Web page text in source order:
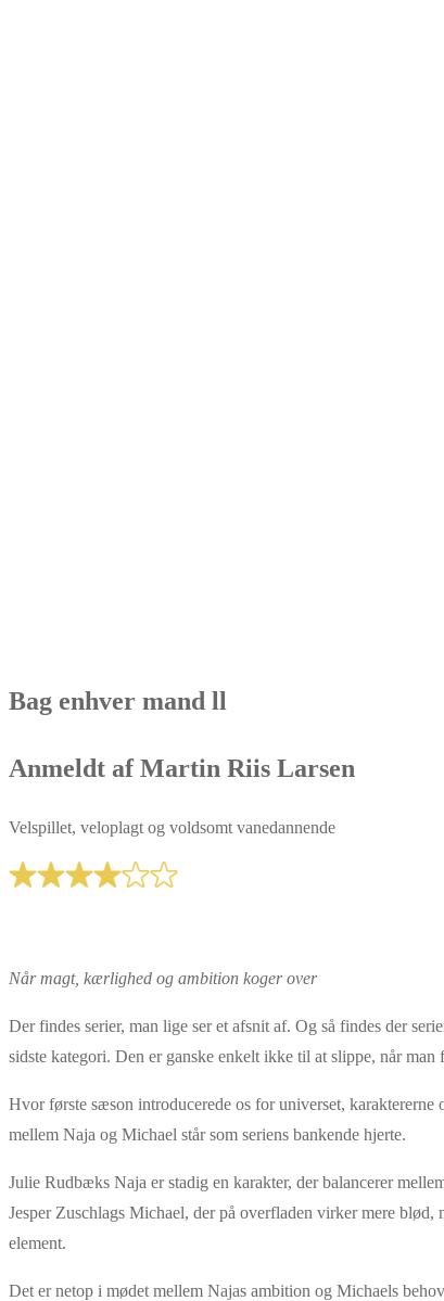
Bag enhver mand ll
Anmeldt af Martin Riis Larsen
Velspillet, veloplagt og voldsomt vanedannende
Når magt, kærlighed og ambition koger over
Der findes serier, man lige ser et afsnit af. Og så findes der
sidste kategori. Den er ganske enkelt ikke til at slippe, når man
Hvor første sæson introducerede os for universet,
mellem Naja og Michael står som seriens bankende hjerte.
Julie Rudbæks Naja er stadig en karakter, der balancerer
Jesper Zuschlags Michael, der på overfladen virker mere
element.
Det er netop i mødet mellem Najas ambition og Michaels